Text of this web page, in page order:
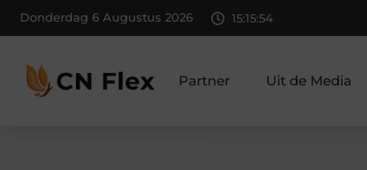
Donderdag 6 Augustus 2026 15:15:55
Partner Uit de Media